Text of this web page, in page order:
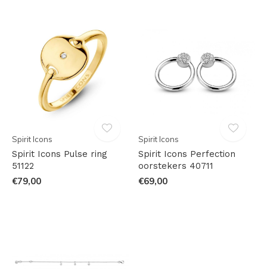
Spirit Icons
Spirit Icons Pulse ring
51122
€79,00
Spirit Icons
Spirit Icons Perfection
oorstekers 40711
€69,00